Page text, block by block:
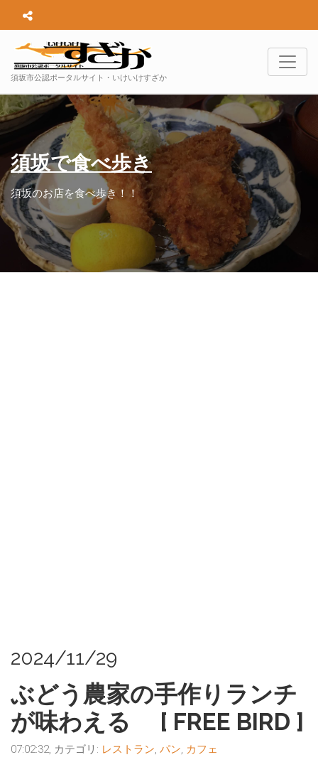
須坂市公認ポータルサイト・いけいけすざか
須坂で食べ歩き
須坂のお店を食べ歩き！！
2024/11/29
ぶどう農家の手作りランチ
が味わえる [ FREE BIRD ]
07:02:32, カテゴリ: レストラン, パン, カフェ